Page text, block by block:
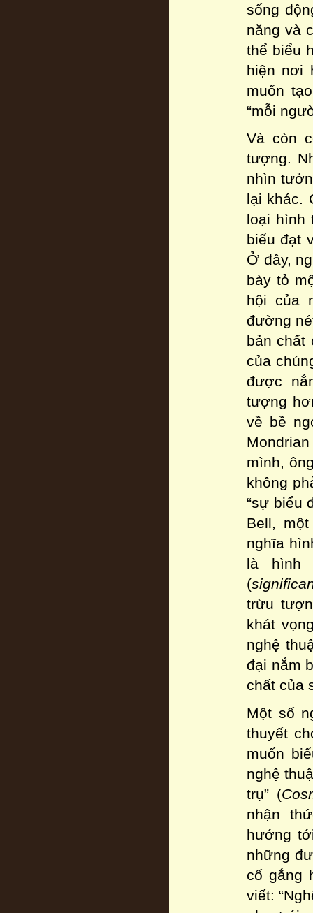
sống
năng và
thể biểu
hiện nơi
muốn
“mỗi
Và còn
tượng.
nhìn
lại khác.
loại hình
biểu đạt
Ở đây,
bày tỏ
hội của
đường
bản chất
của
được
tượng
về bề
mình,
không
“sự biểu
Bell,
nghĩa
là hình
(
trừu
khát
nghệ
đại nắm
chất của
Một số
thuyết
muốn
nghệ
trụ” (
nhận
hướng
những
cố gắng
viết: